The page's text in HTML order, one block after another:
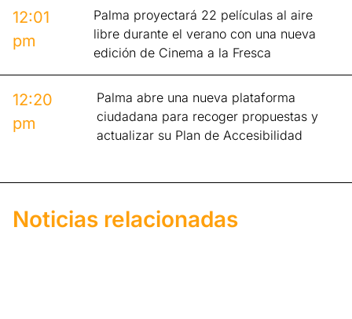
12:01
pm
Palma proyectará 22 películas al aire
libre durante el verano con una nueva
edición de Cinema a la Fresca
12:20
pm
Palma abre una nueva plataforma
ciudadana para recoger propuestas y
actualizar su Plan de Accesibilidad
Noticias relacionadas